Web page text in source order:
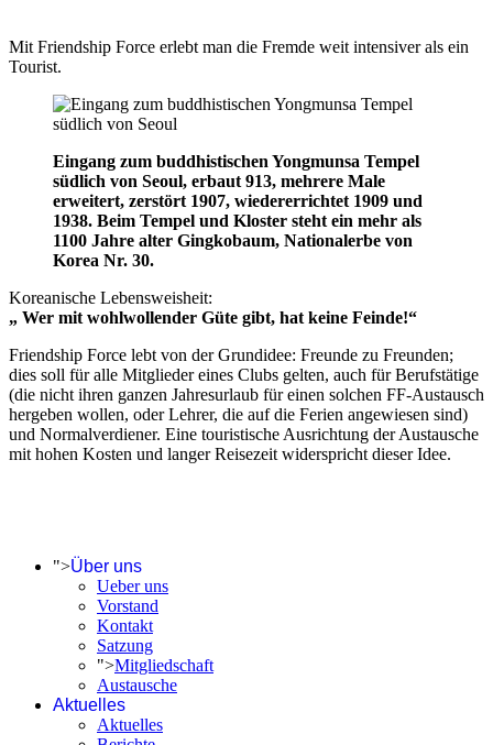
Mit Friendship Force erlebt man die Fremde weit intensiver als ein
Tourist.
Eingang zum buddhistischen Yongmunsa Tempel
südlich von Seoul, erbaut 913, mehrere Male
erweitert, zerstört 1907, wiedererrichtet 1909 und
1938. Beim Tempel und Kloster steht ein mehr als
1100 Jahre alter Gingkobaum, Nationalerbe von
Korea Nr. 30.
Koreanische Lebensweisheit:
„ Wer mit wohlwollender Güte gibt, hat keine Feinde!“
Friendship Force lebt von der Grundidee: Freunde zu Freunden;
dies soll für alle Mitglieder eines Clubs gelten, auch für Berufstätige
(die nicht ihren ganzen Jahresurlaub für einen solchen FF-Austausch
hergeben wollen, oder Lehrer, die auf die Ferien angewiesen sind)
und Normalverdiener. Eine touristische Ausrichtung der Austausche
mit hohen Kosten und langer Reisezeit widerspricht dieser Idee.
">Über uns
Ueber uns
Vorstand
Kontakt
Satzung
">Mitgliedschaft
Austausche
Aktuelles
Aktuelles